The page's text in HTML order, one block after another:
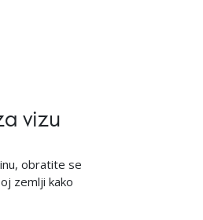
vizu
obratite se
zemlji kako